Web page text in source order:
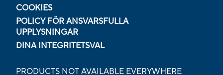
COOKIES
POLICY FÖR ANSVARSFULLA
UPPLYSNINGAR
DINA INTEGRITETSVAL
PRODUCTS NOT AVAILABLE EVERYWHERE